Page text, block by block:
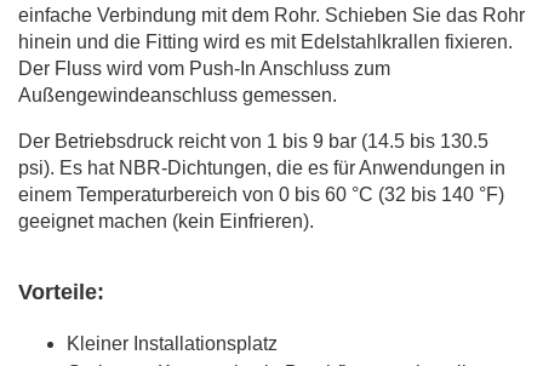
einfache Verbindung mit dem Rohr. Schieben Sie das Rohr
hinein und die Fitting wird es mit Edelstahlkrallen fixieren.
Der Fluss wird vom Push-In Anschluss zum
Außengewindeanschluss gemessen.
Der Betriebsdruck reicht von 1 bis 9 bar (14.5 bis 130.5
psi). Es hat NBR-Dichtungen, die es für Anwendungen in
einem Temperaturbereich von 0 bis 60 °C (32 bis 140 °F)
geeignet machen (kein Einfrieren).
Vorteile:
Kleiner Installationsplatz